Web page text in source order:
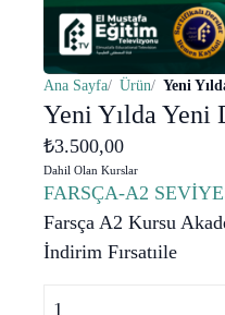
Ana Sayfa Ürün Yeni
Yeni Yılda Yeni
₺3.500,00
Dahil Olan Kurslar
FARSÇA-A2
Farsça A2 Kursu
İndirim Fırsatıile
Yeni